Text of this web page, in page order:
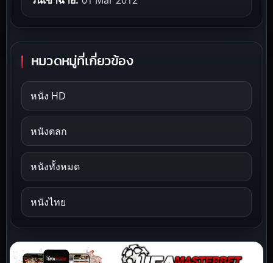
หมวดหมู่ที่เกี่ยวข้อง
หนัง HD
หนังตลก
หนังทั้งหมด
หนังไทย